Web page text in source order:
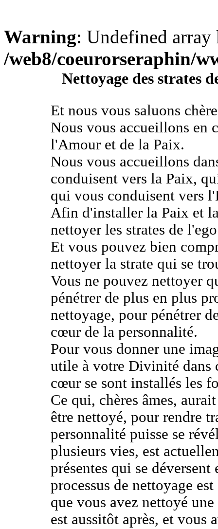
Warning: Undefined
/web8/coeurorseraphin/
Nettoyage des strates
Et nous vous saluons
Nous vous accueillons en
l'Amour et de la Paix.
Nous vous accueillons
conduisent vers la Paix,
qui vous conduisent vers
Afin d'installer la Paix et
nettoyer les strates de
Et vous pouvez bien
nettoyer la strate qui se
Vous ne pouvez nettoyer
pénétrer de plus en plus
nettoyage, pour pénétrer
cœur de la personnalité.
Pour vous donner une
utile à votre Divinité dans
cœur se sont installés les
Ce qui, chères âmes,
être nettoyé, pour rendre
personnalité puisse se
plusieurs vies, est
présentes qui se
processus de nettoyage
que vous avez nettoyé
est aussitôt après, et vous